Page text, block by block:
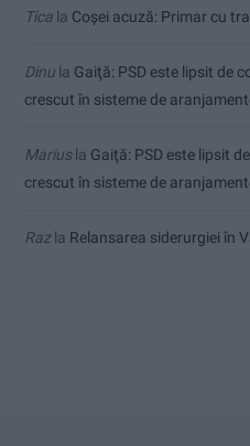
Tica la Coșei acuză: Primar cu
Dinu la Gaiţă: PSD este lipsit de
crescut în sisteme de
Mariusla Gaiţă: PSD este lipsit
crescut în sisteme de
Razla Relansarea siderurgiei în